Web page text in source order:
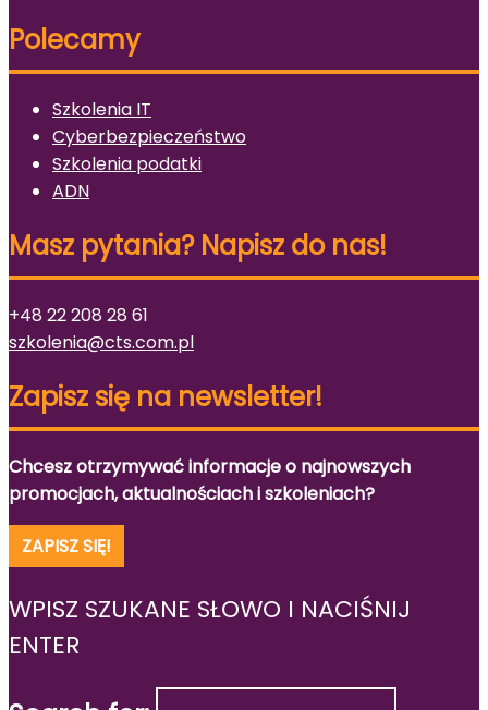
Polecamy
Szkolenia IT
Cyberbezpieczeństwo
Szkolenia podatki
ADN
Masz pytania? Napisz do nas!
+48 22 208 28 61
szkolenia@cts.com.pl
Zapisz się na newsletter!
Chcesz otrzymywać informacje o najnowszych
promocjach, aktualnościach i szkoleniach?
ZAPISZ SIĘ!
WPISZ SZUKANE SŁOWO I NACIŚNIJ
ENTER